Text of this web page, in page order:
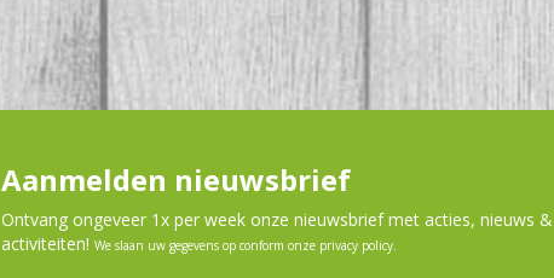
Aanmelden nieuwsbrief
Ontvang ongeveer 1x per week onze nieuwsbrief met acties, nieuws &
activiteiten! We slaan uw gegevens op conform onze privacy policy